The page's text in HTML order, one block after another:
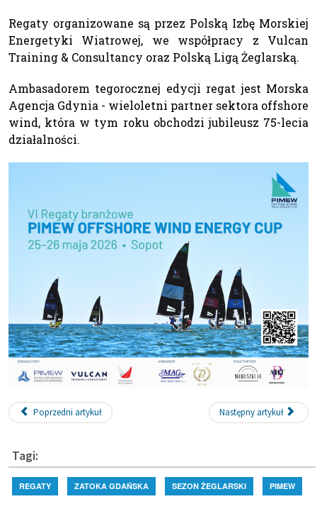
Regaty organizowane są przez Polską Izbę Morskiej
Energetyki Wiatrowej, we współpracy z Vulcan
Training & Consultancy oraz Polską Ligą Żeglarską.
Ambasadorem tegorocznej edycji regat jest Morska
Agencja Gdynia - wieloletni partner sektora offshore
wind, która w tym roku obchodzi jubileusz 75-lecia
działalności.
Poprzedni artykuł Następny artykuł
Tagi:
REGATY ZATOKA GDAŃSKA SEZON ŻEGLARSKI PIMEW